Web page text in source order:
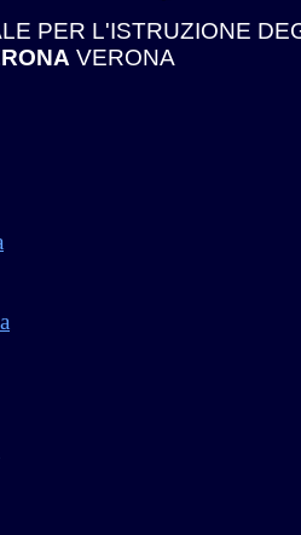
PER L'ISTRUZIONE
VERONA